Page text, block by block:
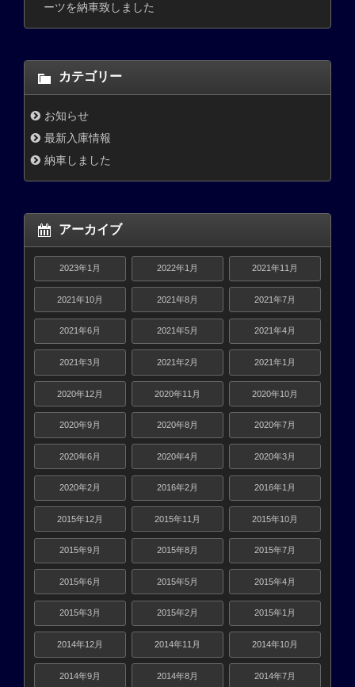
ーツを納車致しました
カテゴリー
お知らせ
最新入庫情報
納車しました
アーカイブ
2023年1月 2022年1月 2021年11月
2021年10月 2021年8月 2021年7月
2021年6月 2021年5月 2021年4月
2021年3月 2021年2月 2021年1月
2020年12月 2020年11月 2020年10月
2020年9月 2020年8月 2020年7月
2020年6月 2020年4月 2020年3月
2020年2月 2016年2月 2016年1月
2015年12月 2015年11月 2015年10月
2015年9月 2015年8月 2015年7月
2015年6月 2015年5月 2015年4月
2015年3月 2015年2月 2015年1月
2014年12月 2014年11月 2014年10月
2014年9月 2014年8月 2014年7月